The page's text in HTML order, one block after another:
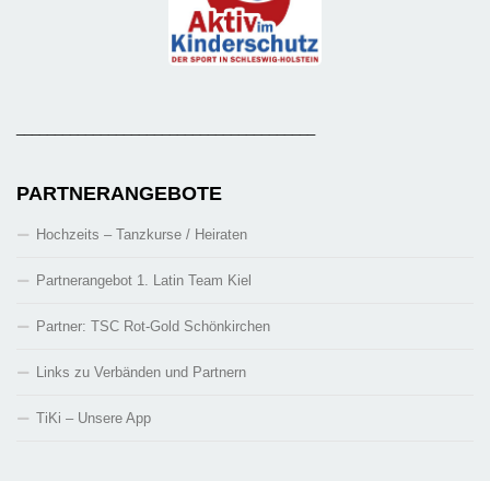
PARTNERANGEBOTE
Hochzeits – Tanzkurse / Heiraten
Partnerangebot 1. Latin Team Kiel
Partner: TSC Rot-Gold Schönkirchen
Links zu Verbänden und Partnern
TiKi – Unsere App